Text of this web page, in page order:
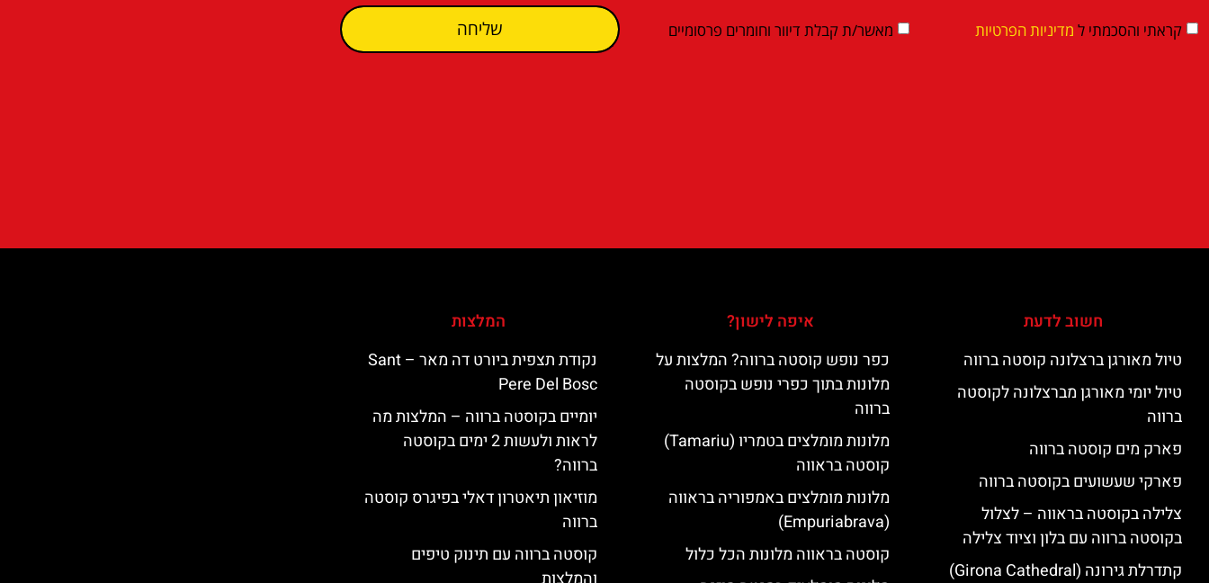
קראתי והסכמתי ל מדיניות הפרטיות מאשר/ת קבלת דיוור וחומרים פרסומיים שליחה
חשוב לדעת
טיול מאורגן ברצלונה קוסטה ברווה
טיול יומי מאורגן מברצלונה לקוסטה
ברווה
פארק מים קוסטה ברווה
פארקי שעשועים בקוסטה ברווה
צלילה בקוסטה בראווה – לצלול
בקוסטה ברווה עם בלון וציוד צלילה
קתדרלת גירונה (Girona Cathedral)
איפה לישון?
כפר נופש קוסטה ברווה? המלצות על
מלונות בתוך כפרי נופש בקוסטה
ברווה
מלונות מומלצים בטמריו (Tamariu)
קוסטה בראווה
מלונות מומלצים באמפוריה בראווה
(Empuriabrava)
קוסטה בראווה מלונות הכל כלול
המלצות
נקודת תצפית ביורט דה מאר – Sant
Pere Del Bosc
יומיים בקוסטה ברווה – המלצות מה
לראות ולעשות 2 ימים בקוסטה
ברווה?
מוזיאון תיאטרון דאלי בפיגרס קוסטה
ברווה
קוסטה ברווה עם תינוק טיפים